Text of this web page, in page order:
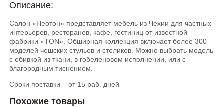
Описание:
Салон «Неотон» представляет мебель из Чехии для частных
интерьеров, ресторанов, кафе, гостиниц от известной
фабрики «TON». Обширная коллекция включает более 300
моделей чешских стульев и столиков. Можно выбрать модель
с обивкой из ткани, в гобеленовом исполнении, или с
благородным тиснением.
Сроки поставки – от 15 раб. дней
Похожие товары